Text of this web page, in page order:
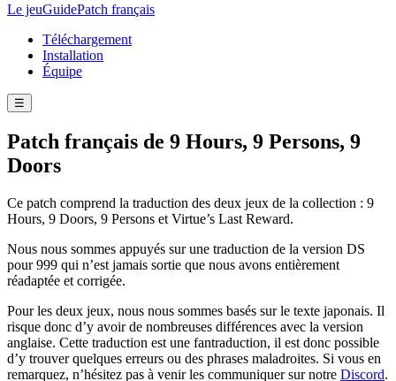
Le jeuGuidePatch français
Téléchargement
Installation
Équipe
☰
Patch français de 9 Hours, 9 Persons, 9
Doors
Ce patch comprend la traduction des deux jeux de la collection : 9
Hours, 9 Doors, 9 Persons et Virtue’s Last Reward.
Nous nous sommes appuyés sur une traduction de la version DS
pour 999 qui n’est jamais sortie que nous avons entièrement
réadaptée et corrigée.
Pour les deux jeux, nous nous sommes basés sur le texte japonais. Il
risque donc d’y avoir de nombreuses différences avec la version
anglaise. Cette traduction est une fantraduction, il est donc possible
d’y trouver quelques erreurs ou des phrases maladroites. Si vous en
remarquez, n’hésitez pas à venir les communiquer sur notre Discord.